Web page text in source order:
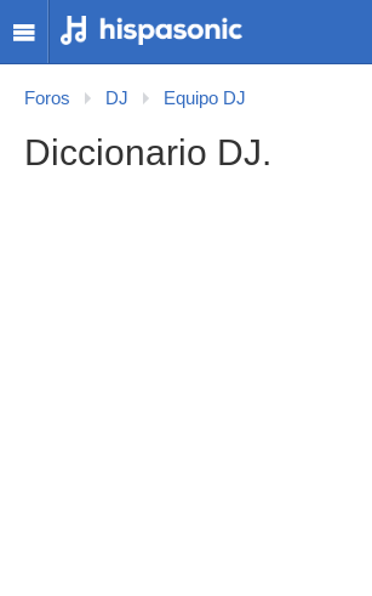
Foros DJ Equipo DJ
Diccionario DJ.